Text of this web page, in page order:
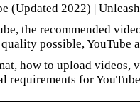
(Updated 2022) |
the recommended
possible, YouTube
how to upload videos,
requirements for